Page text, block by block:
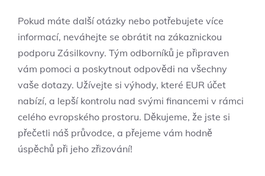
Pokud máte další otázky nebo potřebujete více
informací, neváhejte se obrátit na zákaznickou
podporu Zásilkovny. Tým odborníků je připraven
vám pomoci a poskytnout odpovědi na všechny
vaše dotazy. Užívejte si výhody, které EUR účet
nabízí, a lepší kontrolu nad svými financemi v rámci
celého evropského prostoru. Děkujeme, že jste si
přečetli náš průvodce, a přejeme vám hodně
úspěchů při jeho zřizování!